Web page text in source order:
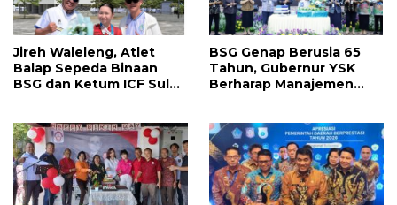
Jireh Waleleng, Atlet
Balap Sepeda Binaan
BSG dan Ketum ICF Sulut
BSG Genap Berusia 65
Tahun, Gubernur YSK
Berharap Manajemen